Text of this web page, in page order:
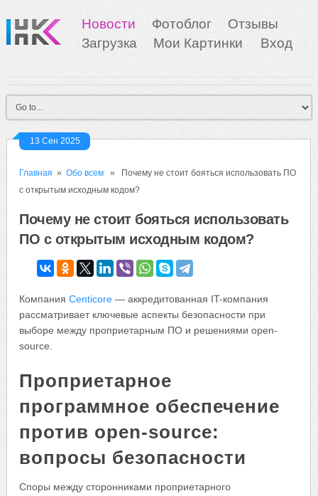
Новости Фотоблог
Отзывы
Загрузка
Мои Картинки Вход
13 Сен 2025
Главная »Обо всем » Почему не стоит бояться использовать ПО
с открытым исходным кодом?
Почему не стоит бояться использовать
ПО с открытым исходным кодом?
КомпанияCenticore — аккредитованная IT-компания
рассматривает ключевые аспекты безопасности при
выборе между проприетарным ПО и решениями open-
source.
Проприетарное
программное обеспечение
против open-source:
вопросы безопасности
Споры между сторонниками проприетарного